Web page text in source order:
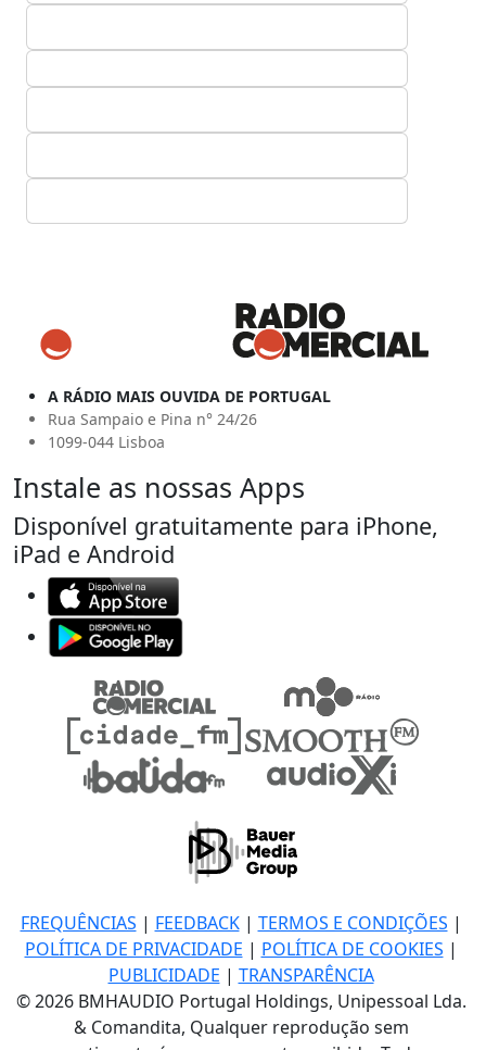
A RÁDIO MAIS OUVIDA DE PORTUGAL
Rua Sampaio e Pina n° 24/26
1099-044 Lisboa
Instale as nossas Apps
Disponível gratuitamente para iPhone,
iPad e Android
FREQUÊNCIAS | FEEDBACK| TERMOS E CONDIÇÕES |
POLÍTICA DE PRIVACIDADE | POLÍTICA DE COOKIES |
PUBLICIDADE | TRANSPARÊNCIA
© 2026 BMHAUDIO Portugal Holdings, Unipessoal Lda.
& Comandita, Qualquer reprodução sem